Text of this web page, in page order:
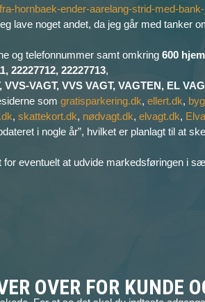
hornbaek-ender-aarelang-strid-med-
lave noget andet, da jeg går med tanker
og telefonnummer samt omkring 600
22227712, 22227713,
VVS-VAGT, VVS VAGT, VAGTEN, EL
som gratisparkering.dk, ellert.dk,
, skattekort.dk, nødvagt.dk, elvagt.dk,
i nogle år”, hvilket er planlagt til at
eventuelt at udvide markedsføringen i
OVER FOR KUNDE